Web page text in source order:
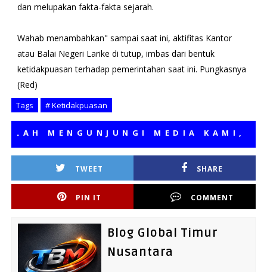
dan melupakan fakta-fakta sejarah.
Wahab menambahkan" sampai saat ini, aktifitas Kantor
atau Balai Negeri Larike di tutup, imbas dari bentuk
ketidakpuasan terhadap pemerintahan saat ini. Pungkasnya
(Red)
Tags # Ketidakpuasan
MENGUNJUNGI MEDIA KAMI,
TWEET SHARE
PIN IT COMMENT
Blog Global Timur
Nusantara